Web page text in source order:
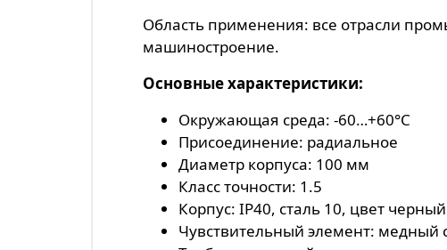
Область применения: все отрасли
машиностроение.
Основные характеристики:
Окружающая среда: -60…+60°C
Присоединение: радиальное
Диаметр корпуса: 100 мм
Класс точности: 1.5
Корпус: IP40, сталь 10, цвет черный
Чувствительный элемент: медный